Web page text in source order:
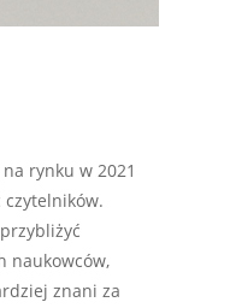
rynku w 2021
czytelników.
naukowców,
znani za